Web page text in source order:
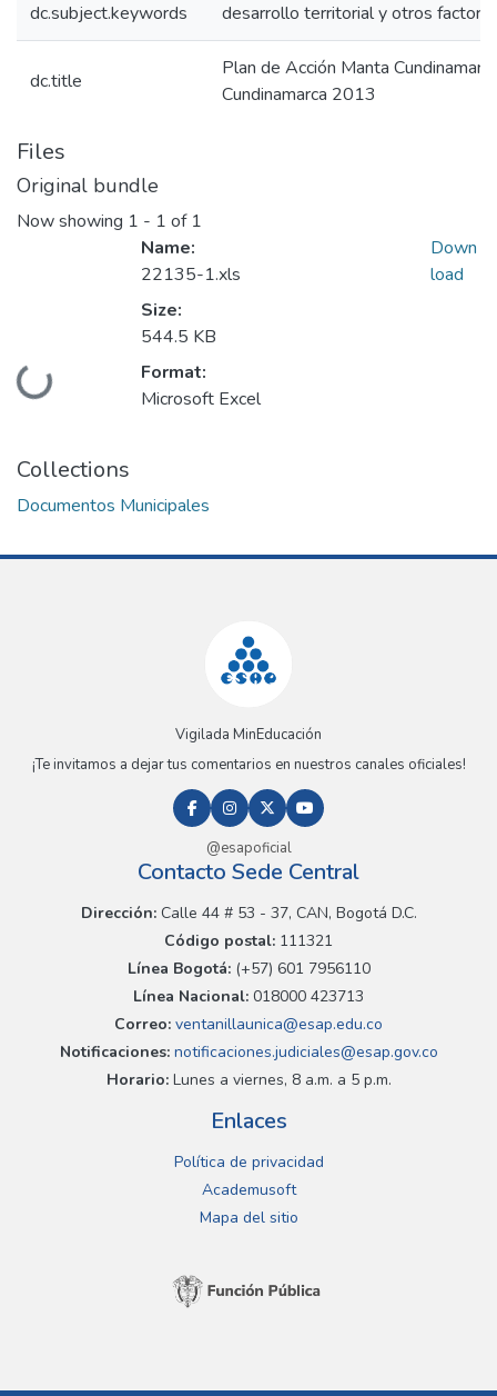
dc.subject.keywords desarrollo territorial y otros
dc.title
Plan de Acción Manta
Cundinamarca 2013
Files
Original bundle
Now showing 1 - 1 of 1
Loading...
Name:
22135-1.xls
Size:
544.5 KB
Format:
Microsoft Excel
Down
load
Collections
Documentos Municipales
Vigilada MinEducación
¡Te invitamos a dejar tus comentarios en nuestros canales oficiales!
@esapoficial
Contacto Sede Central
Dirección:Calle 44 # 53 - 37, CAN, Bogotá D.C.
Código postal: 111321
Línea Bogotá:(+57) 601 7956110
Línea Nacional: 018000 423713
Correo: ventanillaunica@esap.edu.co
Notificaciones:notificaciones.judiciales@esap.gov.co
Horario:Lunes a viernes, 8 a.m. a 5 p.m.
Enlaces
Política de privacidad
Academusoft
Mapa del sitio